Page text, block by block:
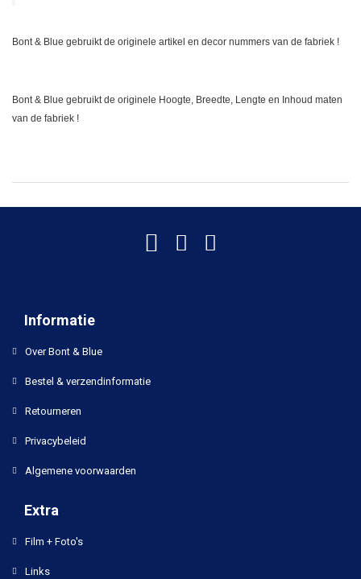
Bont & Blue gebruikt de originele artikel en decor nummers van de fabriek !
Bont & Blue gebruikt de originele Hoogte, Breedte, Lengte en Inhoud maten
van de fabriek !
Informatie
Over Bont & Blue
Bestel & verzendinformatie
Retourneren
Privacybeleid
Algemene voorwaarden
Extra
Film + Foto's
Links